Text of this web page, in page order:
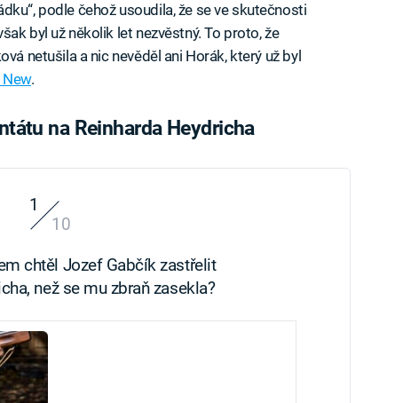
podle čehož usoudila, že se ve skutečnosti
byl už několik let nezvěstný. To proto, že
netušila a nic nevěděl ani Horák, který už byl
.
na Reinharda Heydricha
1
10
chtěl Jozef Gabčík zastřelit
než se mu zbraň zasekla?